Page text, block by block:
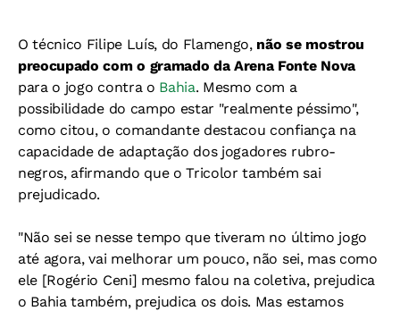
O técnico Filipe Luís, do Flamengo, não se mostrou
preocupado com o gramado da Arena Fonte Nova
para o jogo contra o Bahia. Mesmo com a
possibilidade do campo estar "realmente péssimo",
como citou, o comandante destacou confiança na
capacidade de adaptação dos jogadores rubro-
negros, afirmando que o Tricolor também sai
prejudicado.
"Não sei se nesse tempo que tiveram no último jogo
até agora, vai melhorar um pouco, não sei, mas como
ele [Rogério Ceni] mesmo falou na coletiva, prejudica
o Bahia também, prejudica os dois. Mas estamos